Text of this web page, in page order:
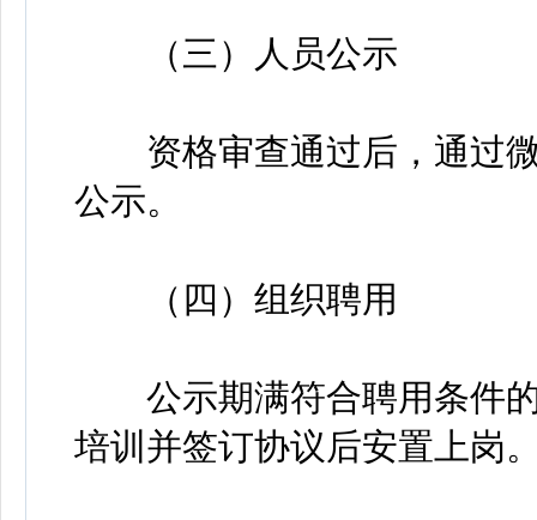
（三）人员公示
资格审查通过后，通过微
公示。
（四）组织聘用
公示期满符合聘用条件的
培训并签订协议后安置上岗